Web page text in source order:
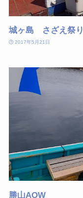
城ヶ島 さざえ祭り
2017年5月21日
勝山AOW